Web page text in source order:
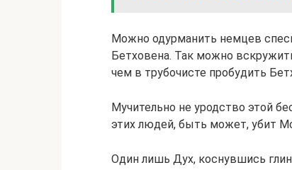
Можно одурманить немцев
Бетховена. Так можно
чем в трубочисте пробудить
Мучительно не уродство этой
этих людей, быть может, убит
Один лишь Дух, коснувшись